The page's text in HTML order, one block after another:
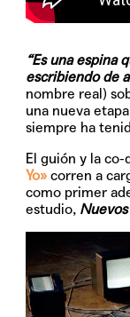
“Es una espina
escribiendo de
nombre real)
una nueva
siempre ha
El guión y la
Yo» corren a
como primer
estudio,